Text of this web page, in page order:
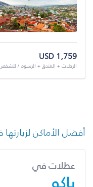
USD 1,759
الرحلات + الفندق + الرسوم /
أفضل الأماكن
عطلات في